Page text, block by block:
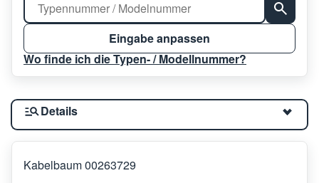
Eingabe anpassen
Wo finde ich die Typen- / Modellnummer?
Details
Kabelbaum 00263729